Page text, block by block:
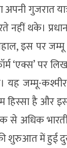
गुजरात
थके।
इस पर जम्मू
पर
यह जम्मू-
हिस्सा है और
अधिक
शुरुआत में हुई